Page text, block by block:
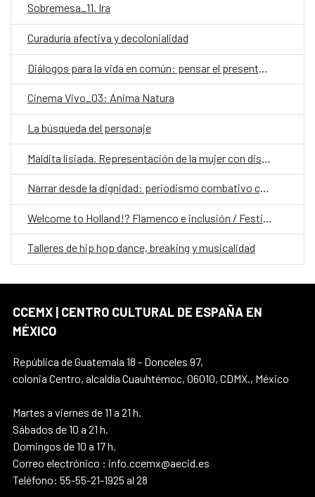
Sobremesa_11. Ira
Curaduría afectiva y decolonialidad
Cinema Vivo_03: Anima Natura
La búsqueda del personaje
Narrar desde la dignidad: periodismo combativo contra los discursos de odio
Welcome to Holland!? Flamenco e inclusión / Festival Internacional Flamenco MX
Talleres de hip hop dance, breaking y musicalidad
CCEMX | CENTRO CULTURAL DE ESPAÑA EN
MÉXICO
República de Guatemala 18 - Donceles 97,
colonia Centro, alcaldía Cuauhtémoc, 06010, CDMX., México
Martes a viernes de 11 a 21 h.
Sábados de 10 a 21 h.
Domingos de 10 a 17 h.
Correo electrónico : info.ccemx@aecid.es
Teléfono: 55-55-21-1925 al 28